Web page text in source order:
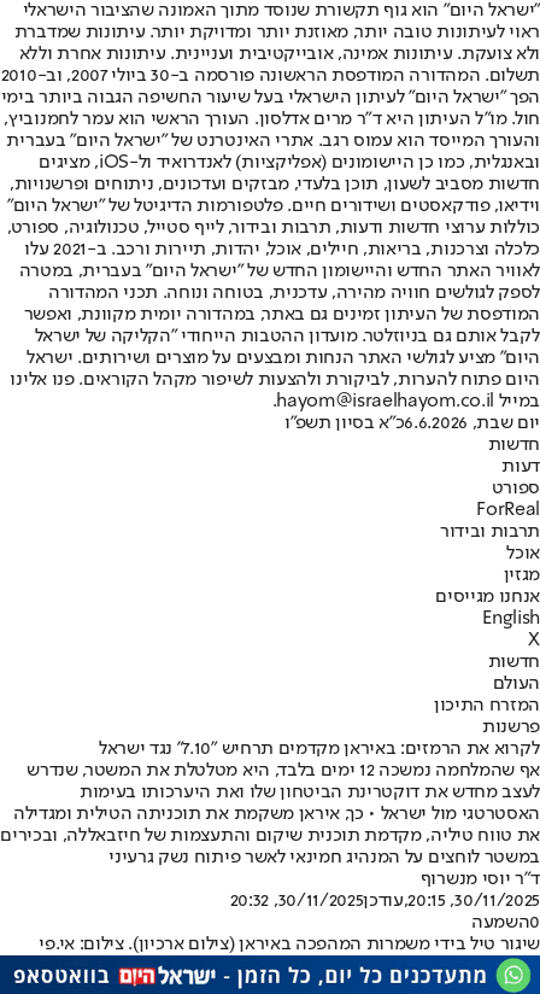
"ישראל היום" הוא גוף תקשורת שנוסד מתוך האמונה שהציבור הישראלי
ראוי לעיתונות טובה יותר, מאוזנת יותר ומדויקת יותר. עיתונות שמדברת
ולא צועקת. עיתונות אמינה, אובייקטיבית ועניינית. עיתונות אחרת וללא
תשלום. המהדורה המודפסת הראשונה פורסמה ב-30 ביולי 2007, וב-2010
הפך "ישראל היום" לעיתון הישראלי בעל שיעור החשיפה הגבוה ביותר בימי
חול. מו"ל העיתון היא ד"ר מרים אדלסון. העורך הראשי הוא עמר לחמנוביץ,
והעורך המייסד הוא עמוס רגב. אתרי האינטרנט של "ישראל היום" בעברית
ובאנגלית, כמו כן היישומונים (אפליקציות) לאנדרואיד ול-iOS, מציגים
חדשות מסביב לשעון, תוכן בלעדי, מבזקים ועדכונים, ניתוחים ופרשנויות,
וידיאו, פודקאסטים ושידורים חיים. פלטפורמות הדיגיטל של "ישראל היום"
כוללות ערוצי חדשות ודעות, תרבות ובידור, לייף סטייל, טכנולוגיה, ספורט,
כלכלה וצרכנות, בריאות, חיילים, אוכל, יהדות, תיירות ורכב. ב-2021 עלו
לאוויר האתר החדש והיישומון החדש של "ישראל היום" בעברית, במטרה
לספק לגולשים חוויה מהירה, עדכנית, בטוחה ונוחה. תכני המהדורה
המודפסת של העיתון זמינים גם באתר, במהדורה יומית מקוונת, ואפשר
לקבל אותם גם בניוזלטר. מועדון ההטבות הייחודי "הקליקה של ישראל
היום" מציע לגולשי האתר הנחות ומבצעים על מוצרים ושירותים. ישראל
היום פתוח להערות, לביקורת ולהצעות לשיפור מקהל הקוראים. פנו אלינו
במייל hayom@israelhayom.co.il.
יום שבת, 6.6.2026
כ"א בסיון תשפ"ו
חדשות
דעות
ספורט
ForReal
תרבות ובידור
אוכל
מגזין
אנחנו מגייסים
English
X
חדשות
העולם
המזרח התיכון
פרשנות
לקרוא את הרמזים: באיראן מקדמים תרחיש "7.10" נגד ישראל
אף שהמלחמה נמשכה 12 ימים בלבד, היא מטלטלת את המשטר, שנדרש
לעצב מחדש את דוקטרינת הביטחון שלו ואת היערכותו בעימות
האסטרטגי מול ישראל • כך, איראן משקמת את תוכניתה הטילית ומגדילה
את טווח טיליה, מקדמת תוכנית שיקום והתעצמות של חיזבאללה, ובכירים
במשטר לוחצים על המנהיג חמינאי לאשר פיתוח נשק גרעיני
ד"ר יוסי מנשרוף
30/11/2025, 20:15
,עודכן30/11/2025, 20:32
0השמעה
שיגור טיל בידי משמרות המהפכה באיראן (צילום ארכיון). צילום: אי.פי